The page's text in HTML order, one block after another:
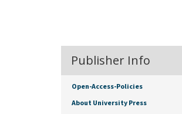
Publisher Info
Open-Access-Policies
About University Press